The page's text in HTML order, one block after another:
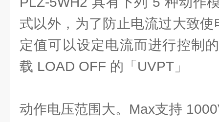
式以外，为了防止电流过大致
定值可以设定电流而进行控制
载 LOAD OFF 的「UVPT」
动作电压范围大。Max支持